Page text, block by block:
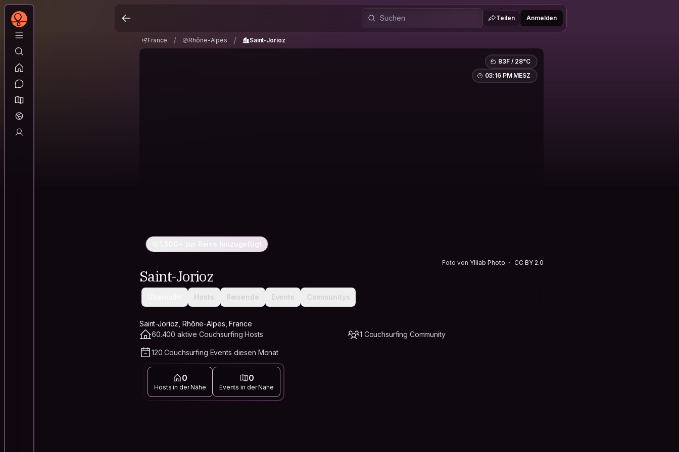
Teilen Anmelden
France / Rhône-Alpes / Saint-Jorioz
83F / 28°C
03:16 PM MESZ
1.500+ zur Reise hinzugefügt
Foto von Ylliab Photo CC BY 2.0
Saint-Jorioz
Hosts Reisende Events Communitys
Saint-Jorioz, Rhône-Alpes, France
60.400 aktive Couchsurfing Hosts
1 Couchsurfing Community
120 Couchsurfing Events diesen Monat
0
Hosts in der Nähe
0
Events in der Nähe